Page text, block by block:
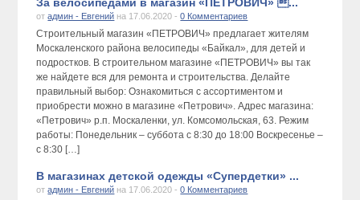
отадмин - Евгений на 17.06.2020 -0 Комментариев
Строительный магазин «ПЕТРОВИЧ» предлагает жителям
Москаленского района велосипеды «Байкал», для детей и
подростков. В строительном магазине «ПЕТРОВИЧ» вы так
же найдете вся для ремонта и строительства. Делайте
правильный выбор: Ознакомиться с ассортиментом и
приобрести можно в магазине «Петрович». Адрес магазина:
«Петрович» р.п. Москаленки, ул. Комсомольская, 63. Режим
работы: Понедельник – суббота с 8:30 до 18:00 Воскресенье –
с 8:30 […]
В магазинах детской одежды «Супердетки» ...
отадмин - Евгений на 17.06.2020 -0 Комментариев